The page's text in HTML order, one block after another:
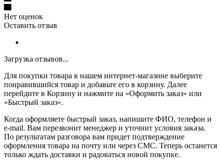
Нет оценок
Оставить отзыв
Загрузка отзывов...
Для покупки товара в нашем интернет-магазине выберите
понравившийся товар и добавьте его в корзину. Далее
перейдите в Корзину и нажмите на «Оформить заказ» или
«Быстрый заказ».
Когда оформляете быстрый заказ, напишите ФИО, телефон и
e-mail. Вам перезвонит менеджер и уточнит условия заказа.
По результатам разговора вам придет подтверждение
оформления товара на почту или через СМС. Теперь останется
только ждать доставки и радоваться новой покупке.